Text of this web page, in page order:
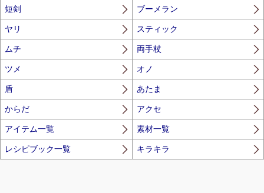
短剣 ブーメラン
ヤリ スティック
ムチ 両手杖
ツメ オノ
盾 あたま
からだ アクセ
アイテム一覧 素材一覧
レシピブック一覧 キラキラ